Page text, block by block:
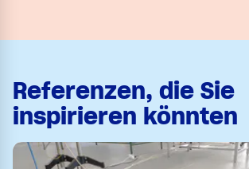
Referenzen, die Sie
inspirieren könnten